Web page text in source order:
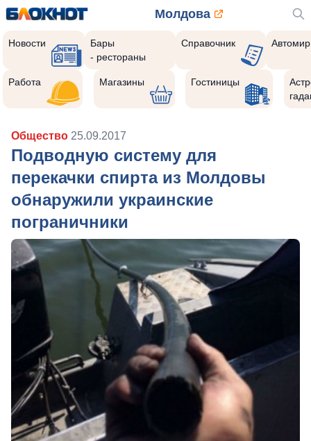
Молдова
Новости
Бары
- рестораны
Справочник Автомир
Работа Магазины Гостиницы
Общество 25.09.2017
Подводную систему для
перекачки спирта из Молдовы
обнаружили украинские
пограничники